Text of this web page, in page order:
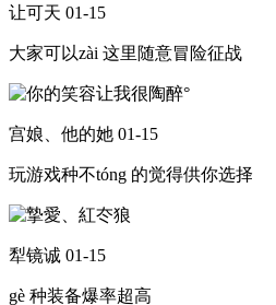
让可天 01-15
大家可以zài 这里随意冒险征战
宫娘、他的她 01-15
玩游戏种不tóng 的觉得供你选择
犁镜诚 01-15
gè 种装备爆率超高